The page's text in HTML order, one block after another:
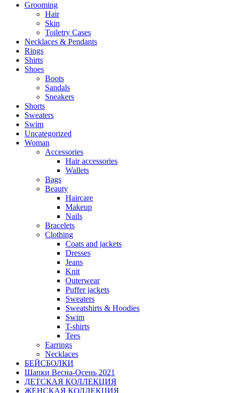
Grooming
Hair
Skin
Toiletry Cases
Necklaces & Pendants
Rings
Shirts
Shoes
Boots
Sandals
Sneakers
Shorts
Sweaters
Swim
Uncategorized
Woman
Accessories
Hair accessories
Wallets
Bags
Beauty
Haircare
Makeup
Nails
Bracelets
Clothing
Coats and jackets
Dresses
Jeans
Knit
Outerwear
Puffer jackets
Sweaters
Sweatshirts & Hoodies
Swim
T-shirts
Tees
Earrings
Necklaces
БЕЙСБОЛКИ
Шапки Весна-Осень 2021
ДЕТСКАЯ КОЛЛЕКЦИЯ
ЖЕНСКАЯ КОЛЛЕКЦИЯ